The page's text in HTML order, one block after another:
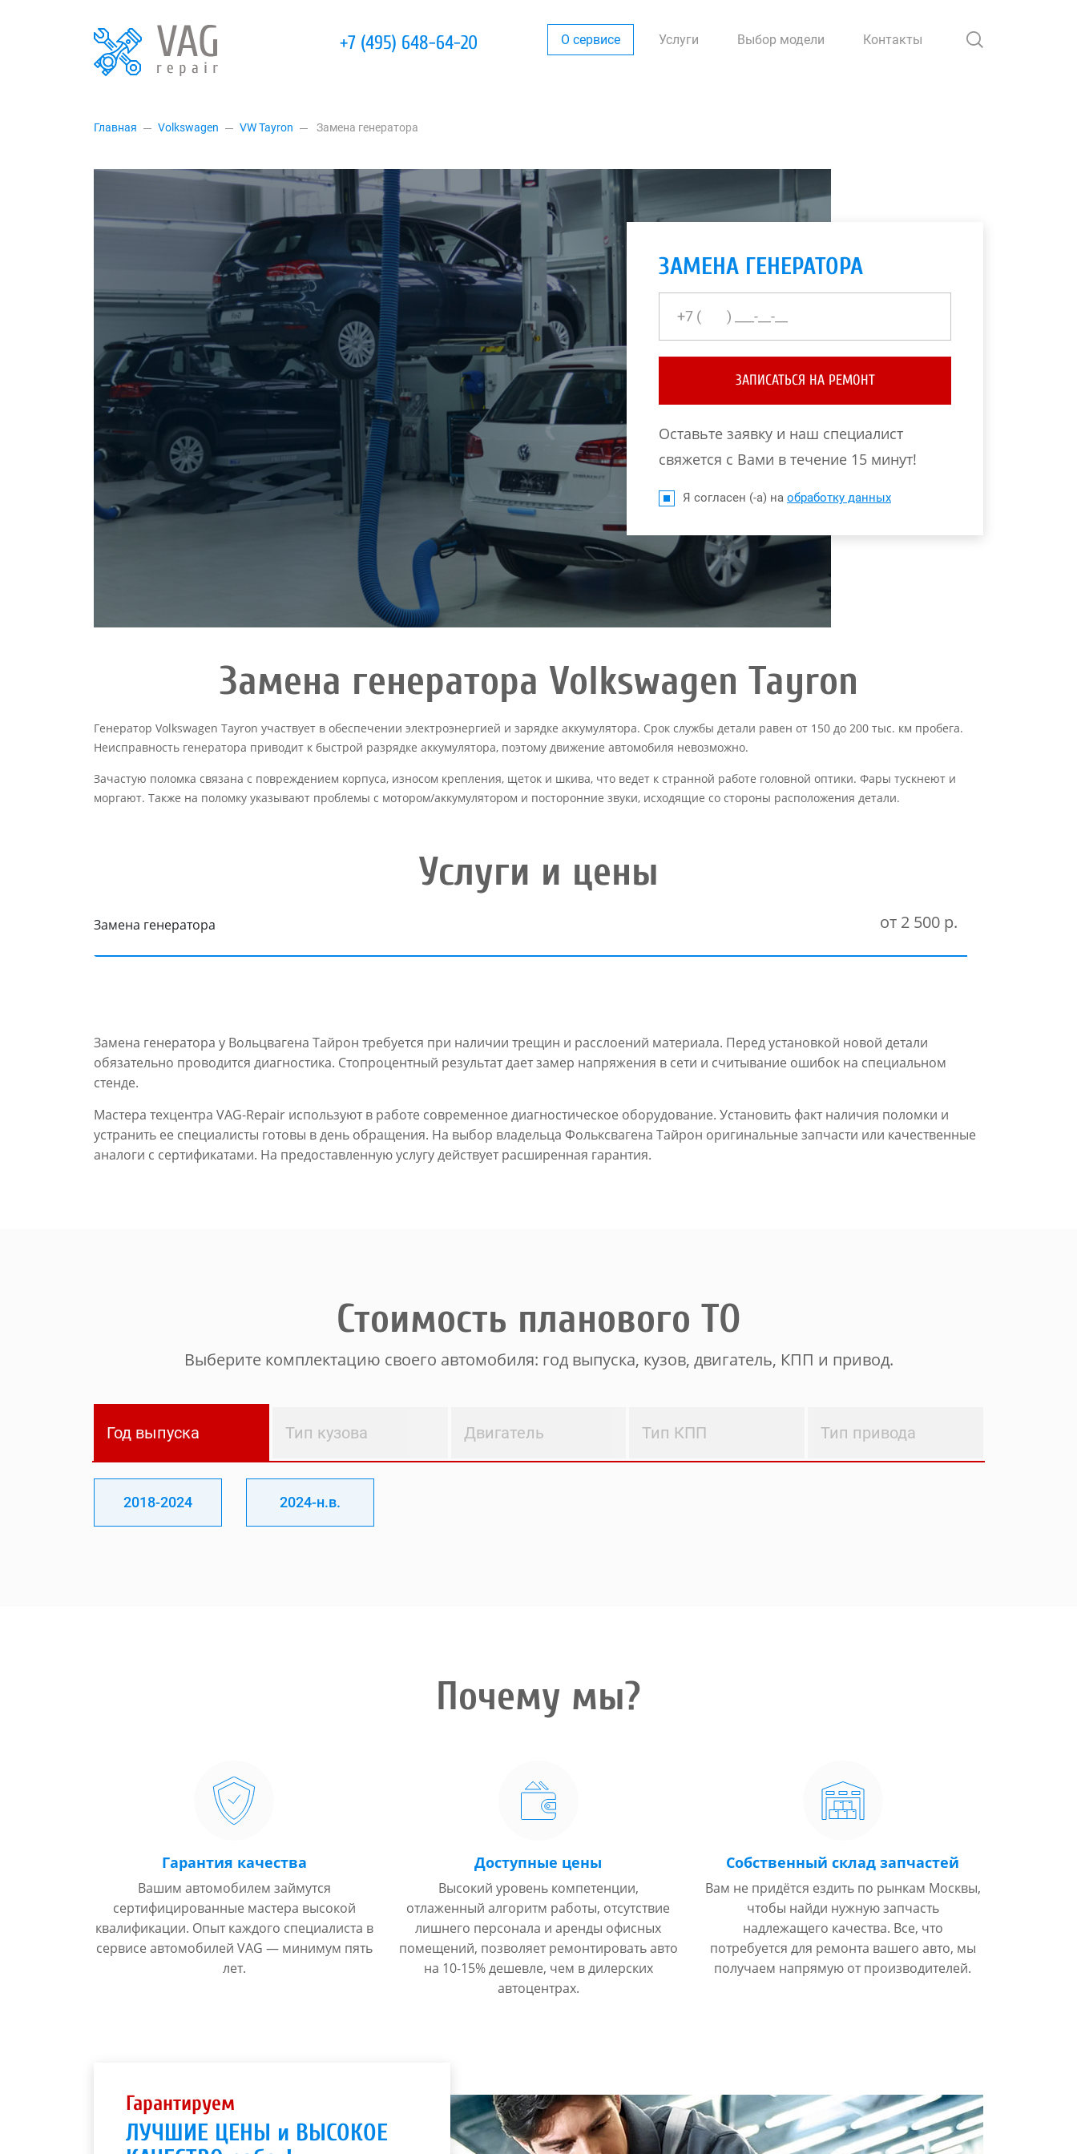
+7 (495) 648-64-20 О сервисе Услуги Выбор модели Контакты
Главная Volkswagen VW Tayron Замена генератора
ЗАМЕНА ГЕНЕРАТОРА
ЗАПИСАТЬСЯ НА РЕМОНТ
Оставьте заявку и наш специалист
свяжется с Вами в течение 15 минут!
Я согласен (-а) на обработку данных
Замена генератора Volkswagen Tayron
Генератор Volkswagen Tayron участвует в обеспечении электроэнергией и зарядке аккумулятора. Срок службы детали равен от 150 до 200 тыс. км пробега.
Неисправность генератора приводит к быстрой разрядке аккумулятора, поэтому движение автомобиля невозможно.
Зачастую поломка связана с повреждением корпуса, износом крепления, щеток и шкива, что ведет к странной работе головной оптики. Фары тускнеют и
моргают. Также на поломку указывают проблемы с мотором/аккумулятором и посторонние звуки, исходящие со стороны расположения детали.
Услуги и цены
Замена генератора от 2 500 р.
Замена генератора у Вольцвагена Тайрон требуется при наличии трещин и расслоений материала. Перед установкой новой детали
обязательно проводится диагностика. Стопроцентный результат дает замер напряжения в сети и считывание ошибок на специальном
стенде.
Мастера техцентра VAG-Repair используют в работе современное диагностическое оборудование. Установить факт наличия поломки и
устранить ее специалисты готовы в день обращения. На выбор владельца Фольксвагена Тайрон оригинальные запчасти или качественные
аналоги с сертификатами. На предоставленную услугу действует расширенная гарантия.
Стоимость планового ТО
Выберите комплектацию своего автомобиля: год выпуска, кузов, двигатель, КПП и привод.
Год выпуска Тип кузова Двигатель Тип КПП Тип привода
2018-2024 2024-н.в.
Почему мы?
Гарантия качества
Вашим автомобилем займутся
сертифицированные мастера высокой
квалификации. Опыт каждого специалиста в
сервисе автомобилей VAG — минимум пять
лет.
Доступные цены
Высокий уровень компетенции,
отлаженный алгоритм работы, отсутствие
лишнего персонала и аренды офисных
помещений, позволяет ремонтировать авто
на 10-15% дешевле, чем в дилерских
автоцентрах.
Собственный склад запчастей
Вам не придётся ездить по рынкам Москвы,
чтобы найди нужную запчасть
надлежащего качества. Все, что
потребуется для ремонта вашего авто, мы
получаем напрямую от производителей.
Гарантируем
ЛУЧШИЕ ЦЕНЫ и ВЫСОКОЕ